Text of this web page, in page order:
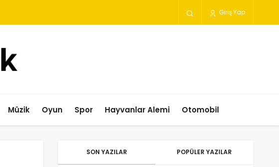
Giriş Yap
Müzik Oyun Spor Hayvanlar Alemi Otomobil
SON YAZILAR POPÜLER YAZILAR